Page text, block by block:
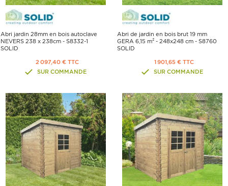
Abri jardin 28mm en bois autoclave
NEVERS 238 x 238cm - S8332-1
SOLID
2 097,40 € TTC
SUR COMMANDE
Abri de jardin en bois brut 19 mm
GERA 6,15 m² - 248x248 cm - S8760
SOLID
1 901,65 € TTC
SUR COMMANDE